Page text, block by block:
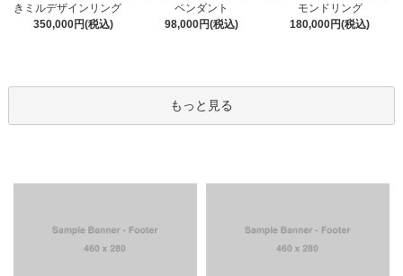
きミルデザインリング
350,000円(税込)
ペンダント
98,000円(税込)
モンドリング
180,000円(税込)
もっと見る